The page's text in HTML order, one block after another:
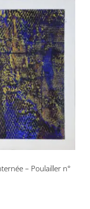
– Mémoire
n° 2
– Poulailler n°